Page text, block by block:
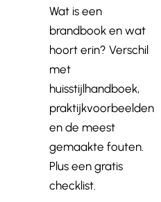
Wat is een
brandbook en wat
hoort erin? Verschil
met
huisstijlhandboek,
praktijkvoorbeelden
en de meest
gemaakte fouten.
Plus een gratis
checklist.